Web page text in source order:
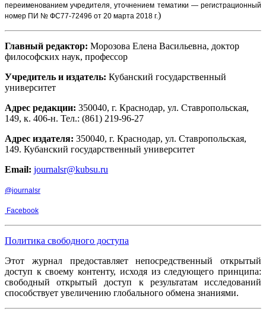
переименованием учредителя, уточнением тематики — регистрационный
номер ПИ № ФС77-72496 от 20 марта 2018 г.)
Главный редактор: Морозова Елена Васильевна, доктор
философских наук, профессор
Учредитель и издатель: Кубанский государственный
университет
Адрес редакции: 350040, г. Краснодар, ул. Ставропольская,
149, к. 406-н. Тел.: (861) 219-96-27
Адрес издателя: 350040, г. Краснодар, ул. Ставропольская,
149. Кубанский государственный университет
Email: journalsr@kubsu.ru
@journalsr
Facebook
Политика свободного доступа
Этот журнал предоставляет непосредственный открытый
доступ к своему контенту, исходя из следующего принципа:
свободный открытый доступ к результатам исследований
способствует увеличению глобального обмена знаниями.